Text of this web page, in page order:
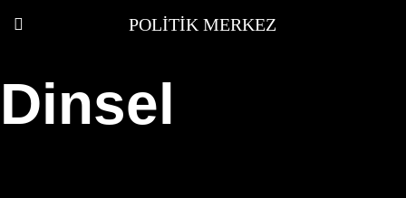
POLITIK MERKEZ
Dinsel